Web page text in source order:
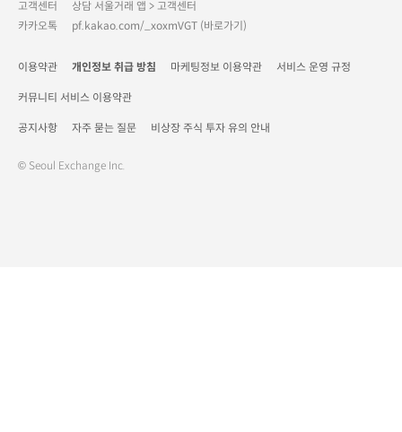
고객센터
상담 서울거래 앱 > 고객센터
카카오톡
pf.kakao.com/_xoxmVGT (바로가기)
이용약관 개인정보 취급 방침 마케팅정보 이용약관 서비스 운영 규정
커뮤니티 서비스 이용약관
공지사항 자주 묻는 질문 비상장 주식 투자 유의 안내
© Seoul Exchange Inc.